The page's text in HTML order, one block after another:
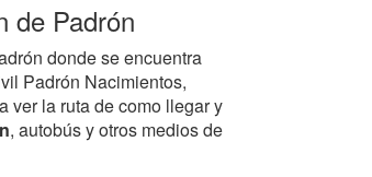
de Padrón
donde se encuentra
Padrón Nacimientos,
ver la ruta de como llegar y
, autobús y otros medios de